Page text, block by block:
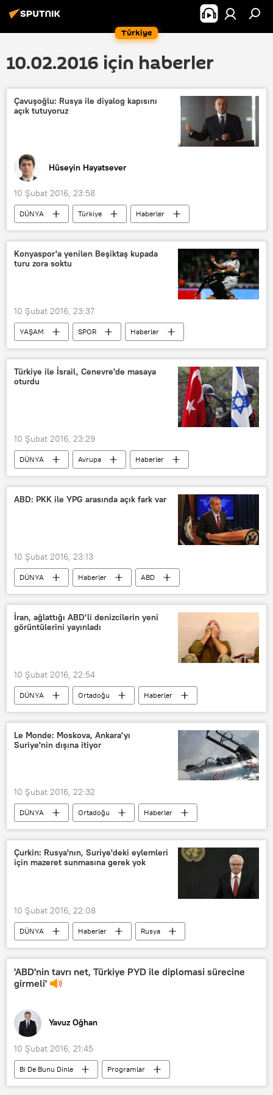
Türkiye
10.02.2016 için haberler
Çavuşoğlu: Rusya ile diyalog kapısını
açık tutuyoruz
Hüseyin Hayatsever
10 Şubat 2016, 23:58
DÜNYA Türkiye
Haberler
24 Kasım'dan sonra Rusya - Türkiye ilişkileri
TÜRKİYE
Rusya
Suriye
Cenevre
IŞİD
Konyaspor'a yenilen Beşiktaş kupada
turu zora soktu
10 Şubat 2016, 23:37
YAŞAM SPOR
Haberler
Beşiktaş
Torku Konyaspor
Futbol
Türkiye ile İsrail, Cenevre'de masaya
oturdu
10 Şubat 2016, 23:29
DÜNYA Avrupa
Haberler
TÜRKİYE
İsrail
Feridun Sinirlioğlu
ABD: PKK ile YPG arasında açık fark var
10 Şubat 2016, 23:13
DÜNYA Haberler
ABD
TÜRKİYE
Recep Tayyip Erdoğan
Mark Toner
IŞİD
PKK
PYD
YPG
İran, ağlattığı ABD’li denizcilerin yeni
görüntülerini yayınladı
10 Şubat 2016, 22:54
DÜNYA Ortadoğu
Haberler
İran
ABD
John Kerry
İran Devrim Muhafızları
Le Monde: Moskova, Ankara'yı
Suriye'nin dışına itiyor
10 Şubat 2016, 22:32
DÜNYA Ortadoğu
Haberler
Rusya
ABD
TÜRKİYE
Suriye
Recep Tayyip Erdoğan
Beşar Esad
IŞİD
PKK
Çurkin: Rusya'nın, Suriye'deki eylemleri
için mazeret sunmasına gerek yok
10 Şubat 2016, 22:08
DÜNYA Haberler
Rusya
ABD
Suriye
Irak
Münih
Vitaliy Çurkin
NATO
BMGK
'ABD'nin tavrı net, Türkiye PYD ile diplomasi sürecine
girmeli'
Yavuz Oğhan
10 Şubat 2016, 21:45
Bi De Bunu Dinle
Programlar
GÖRÜŞ
Haberler
RADYO